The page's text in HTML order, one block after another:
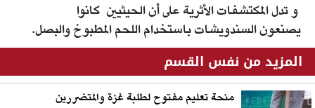
و تدل المكتشفات الأثرية على أن الحيثيين كانوا
يصنعون السندويشات باستخدام اللحم المطبوخ والبصل.
المزيد من نفس القسم
منحة تعليم مفتوح لطلبة غزة والمتضررين